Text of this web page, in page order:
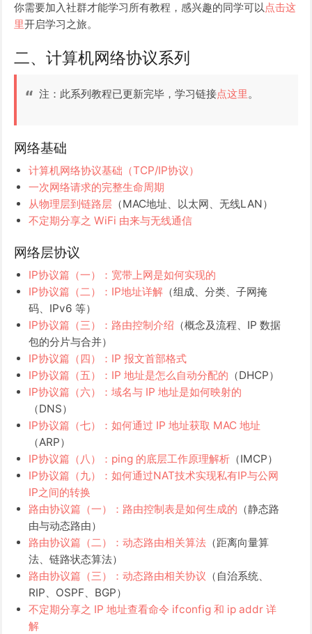
你需要加入社群才能学习所有教程，感兴趣的同学可以点击这
里开启学习之旅。
二、计算机网络协议系列
注：此系列教程已更新完毕，学习链接点这里。
网络基础
计算机网络协议基础（TCP/IP协议）
一次网络请求的完整生命周期
从物理层到链路层（MAC地址、以太网、无线LAN）
不定期分享之 WiFi 由来与无线通信
网络层协议
IP协议篇（一）：宽带上网是如何实现的
IP协议篇（二）：IP地址详解（组成、分类、子网掩
码、IPv6 等）
IP协议篇（三）：路由控制介绍 （概念及流程、IP 数据
包的分片与合并）
IP协议篇（四）：IP 报文首部格式
IP协议篇（五）：IP 地址是怎么自动分配的 （DHCP）
IP协议篇（六）：域名与 IP 地址是如何映射的
（DNS）
IP协议篇（七）：如何通过 IP 地址获取 MAC 地址
（ARP）
IP协议篇（八）：ping 的底层工作原理解析（IMCP）
IP协议篇（九）：如何通过NAT技术实现私有IP与公网
IP之间的转换
路由协议篇（一）：路由控制表是如何生成的 （静态路
由与动态路由）
路由协议篇（二）：动态路由相关算法（距离向量算
法、链路状态算法）
路由协议篇（三）：动态路由相关协议 （自治系统、
RIP、OSPF、BGP）
不定期分享之 IP 地址查看命令 ifconfig 和 ip addr 详
解